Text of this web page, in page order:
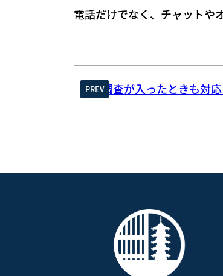
電話だけでなく、チャットや
PREV
税務調査が入ったときも対